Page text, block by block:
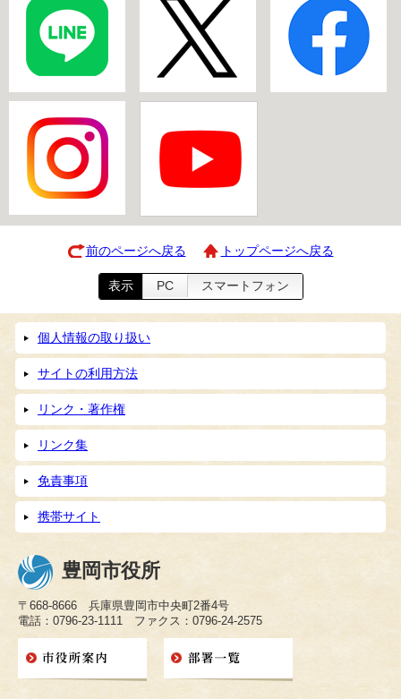
前のページへ戻る トップページへ戻る
表示 PC スマートフォン
個人情報の取り扱い
サイトの利用方法
リンク・著作権
リンク集
免責事項
携帯サイト
豊岡市役所
〒668-8666 兵庫県豊岡市中央町2番4号
電話：0796-23-1111 ファクス：0796-24-2575